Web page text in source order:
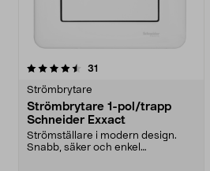
31
Strömbrytare
Strömbrytare 1-pol/trapp
Schneider Exxact
Strömställare i modern design.
Snabb, säker och enkel
4.5 av 5 stjärnor